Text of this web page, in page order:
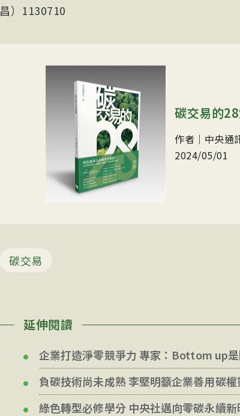
昌）1130710
碳交易的
作者｜中央通
2024/05/01
碳交易
延伸閱讀
企業打造淨零競爭力 專家：Bottom up
負碳技術尚未成熟 李堅明籲企業善用碳
綠色轉型必修學分 中央社邁向零碳永續